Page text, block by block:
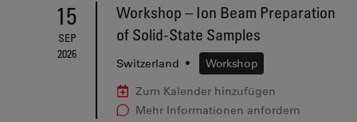
15
SEP
2026
Workshop – Ion Beam Preparation
of Solid-State Samples
Switzerland •
Workshop
Zum Kalender hinzufügen
Mehr Informationen anfordern